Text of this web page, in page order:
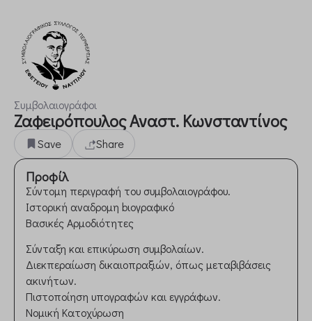
Συμβολαιογράφοι
Ζαφειρόπουλος Αναστ. Κωνσταντίνος
Save Share
Προφίλ
Σύντομη περιγραφή του συμβολαιογράφου.
Ιστορική αναδρομη bιογραφικό
Βασικές Αρμοδιότητες
Σύνταξη και επικύρωση συμβολαίων.
Διεκπεραίωση δικαιοπραξιών, όπως μεταβιβάσεις
ακινήτων.
Πιστοποίηση υπογραφών και εγγράφων.
Νομική Κατοχύρωση